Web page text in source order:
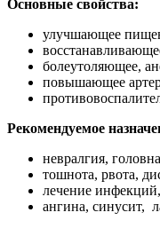
Основные свойства:
улучшающее
болеутоляющее,
повышающее
Рекомендуемое
невралгия,
тошнота, рвота,
лечение
ангина, синусит,